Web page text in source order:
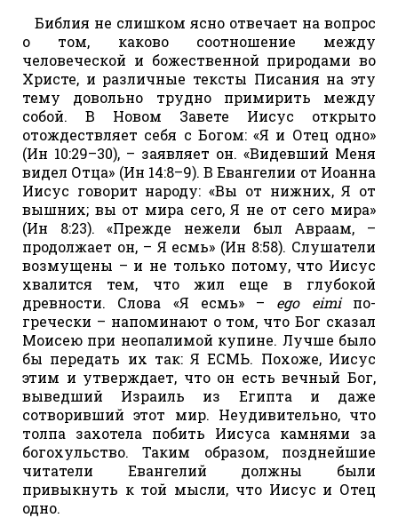
Библия не слишком ясно отвечает на вопрос
о том, каково соотношение между
человеческой и божественной природами во
Христе, и различные тексты Писания на эту
тему довольно трудно примирить между
собой. В Новом Завете Иисус открыто
отождествляет себя с Богом: «Я и Отец одно»
(Ин 10:29–30), – заявляет он. «Видевший Меня
видел Отца» (Ин 14:8–9). В Евангелии от Иоанна
Иисус говорит народу: «Вы от нижних, Я от
вышних; вы от мира сего, Я не от сего мира»
(Ин 8:23). «Прежде нежели был Авраам, –
продолжает он, – Я есмь» (Ин 8:58). Слушатели
возмущены – и не только потому, что Иисус
хвалится тем, что жил еще в глубокой
древности. Слова «Я есмь» – ego eimiпо-
гречески – напоминают о том, что Бог сказал
Моисею при неопалимой купине. Лучше было
бы передать их так: Я ЕСМЬ. Похоже, Иисус
этим и утверждает, что он есть вечный Бог,
выведший Израиль из Египта и даже
сотворивший этот мир. Неудивительно, что
толпа захотела побить Иисуса камнями за
богохульство. Таким образом, позднейшие
читатели Евангелий должны были
привыкнуть к той мысли, что Иисус и Отец
одно.